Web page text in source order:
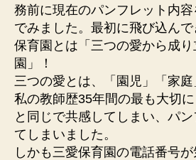
務前に現在のパンフレット内
でみました。最初に飛び込ん
保育園とは「三つの愛から成
園」！
三つの愛とは、「園児」「家庭
私の教師歴35年間の最も大切
と同じで共感してしまい、パ
てしまいました。
しかも三愛保育園の電話番号